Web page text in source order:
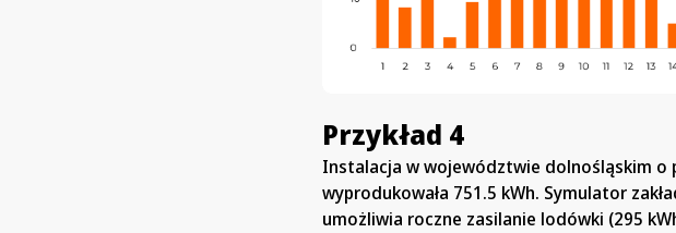
Przykład 4
Instalacja w województwie dolnośląskim o
wyprodukowała 751.5 kWh. Symulator
umożliwia roczne zasilanie lodówki (295